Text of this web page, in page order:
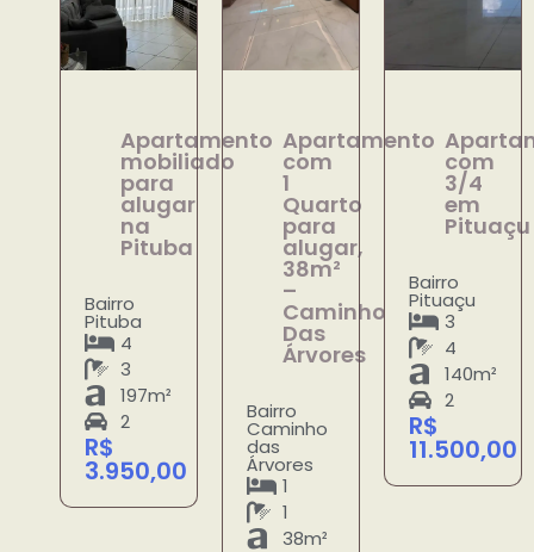
Apartamento
mobiliado
para
alugar
na
Pituba
Bairro
Pituba
4
3
197m²
2
R$
3.950,00
Apartamento
com
1
Quarto
para
alugar,
38m²
–
Caminho
Das
Árvores
Bairro
Caminho
das
Árvores
1
1
38m²
com
3/4
em
Pituaçu
Bairro
Pituaçu
3
4
140m²
2
R$
11.500,00